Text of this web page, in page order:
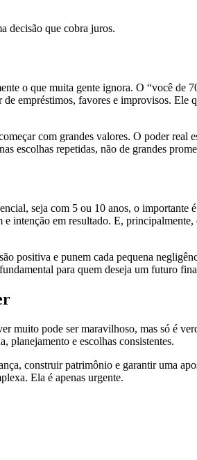
decisão que cobra juros.
o que muita gente ignora. O “você de
empréstimos, favores e improvisos. Ele
com grandes valores. O poder real
escolhas repetidas, não de grandes
seja com 5 ou 10 anos, o importante
intenção em resultado. E,
positiva e punem cada pequena
para quem deseja um futuro
muito pode ser maravilhoso, mas só é
planejamento e escolhas consistentes.
construir patrimônio e garantir uma
Ela é apenas urgente.